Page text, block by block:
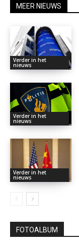
MEER NIEUWS
Verder in het
nieuws
Verder in het
nieuws
Verder in het
nieuws
FOTOALBUM